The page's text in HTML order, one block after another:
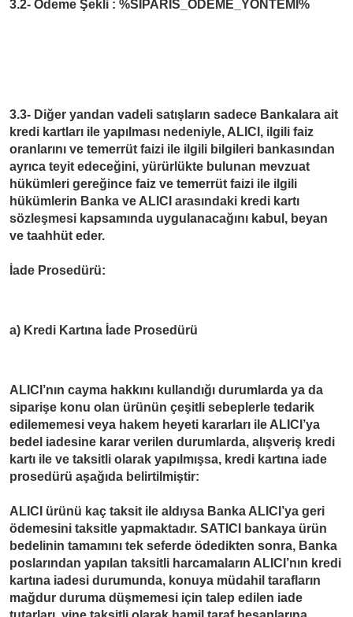
3.2- Ödeme Şekli : %SIPARIS_ODEME_YONTEMI%
3.3- Diğer yandan vadeli satışların sadece Bankalara ait
kredi kartları ile yapılması nedeniyle, ALICI, ilgili faiz
oranlarını ve temerrüt faizi ile ilgili bilgileri bankasından
ayrıca teyit edeceğini, yürürlükte bulunan mevzuat
hükümleri gereğince faiz ve temerrüt faizi ile ilgili
hükümlerin Banka ve ALICI arasındaki kredi kartı
sözleşmesi kapsamında uygulanacağını kabul, beyan
ve taahhüt eder.
İade Prosedürü:
a) Kredi Kartına İade Prosedürü
ALICI’nın cayma hakkını kullandığı durumlarda ya da
siparişe konu olan ürünün çeşitli sebeplerle tedarik
edilememesi veya hakem heyeti kararları ile ALICI’ya
bedel iadesine karar verilen durumlarda, alışveriş kredi
kartı ile ve taksitli olarak yapılmışsa, kredi kartına iade
prosedürü aşağıda belirtilmiştir:
ALICI ürünü kaç taksit ile aldıysa Banka ALICI’ya geri
ödemesini taksitle yapmaktadır. SATICI bankaya ürün
bedelinin tamamını tek seferde ödedikten sonra, Banka
poslarından yapılan taksitli harcamaların ALICI’nın kredi
kartına iadesi durumunda, konuya müdahil tarafların
mağdur duruma düşmemesi için talep edilen iade